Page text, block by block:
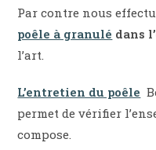
Par contre nous
poêle à granulé dans
l’art.
L’entretien du poêle
permet de vérifier
compose.